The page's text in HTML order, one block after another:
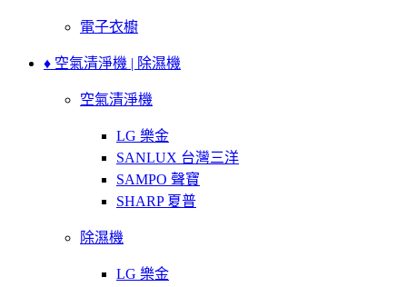
電子衣櫥
♦ 空氣清淨機 | 除濕機
空氣清淨機
LG 樂金
SANLUX 台灣三洋
SAMPO 聲寶
SHARP 夏普
除濕機
LG 樂金